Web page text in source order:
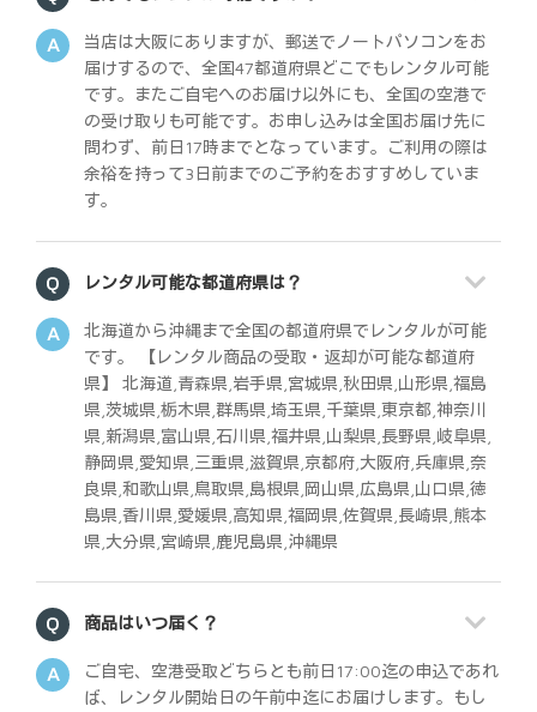
当店は大阪にありますが、郵送でノートパソコンをお
届けするので、全国47都道府県どこでもレンタル可能
です。またご自宅へのお届け以外にも、全国の空港で
の受け取りも可能です。お申し込みは全国お届け先に
問わず、前日17時までとなっています。ご利用の際は
余裕を持って3日前までのご予約をおすすめしていま
す。
レンタル可能な都道府県は？
北海道から沖縄まで全国の都道府県でレンタルが可能
です。 【レンタル商品の受取・返却が可能な都道府
県】 北海道,青森県,岩手県,宮城県,秋田県,山形県,福島
県,茨城県,栃木県,群馬県,埼玉県,千葉県,東京都,神奈川
県,新潟県,富山県,石川県,福井県,山梨県,長野県,岐阜県,
静岡県,愛知県,三重県,滋賀県,京都府,大阪府,兵庫県,奈
良県,和歌山県,鳥取県,島根県,岡山県,広島県,山口県,徳
島県,香川県,愛媛県,高知県,福岡県,佐賀県,長崎県,熊本
県,大分県,宮崎県,鹿児島県,沖縄県
商品はいつ届く？
ご自宅、空港受取どちらとも前日17:00迄の申込であれ
ば、レンタル開始日の午前中迄にお届けします。もし